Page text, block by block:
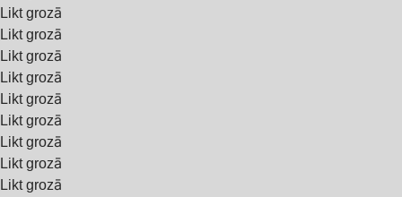
Likt grozā
Likt grozā
Likt grozā
Likt grozā
Likt grozā
Likt grozā
Likt grozā
Likt grozā
Likt grozā